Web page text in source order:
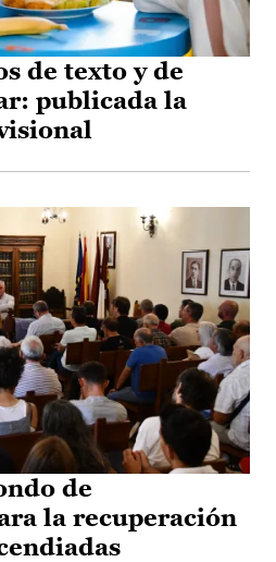
de texto y de
publicada la
de
la recuperación